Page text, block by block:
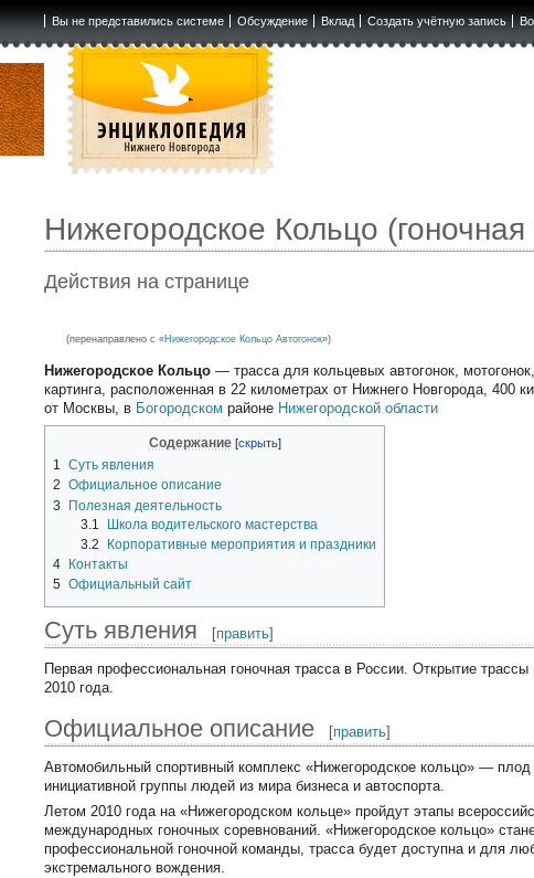
Вы не представились системе Обсуждение Вклад Создать учётную запись
Нижегородское Кольцо (гоночная
Действия на странице
(перенаправлено с «Нижегородское Кольцо Автогонок»)
Нижегородское Кольцо — трасса для кольцевых автогонок,
картинга, расположенная в 22 километрах от Нижнего Новгорода, 400
от Москвы, в Богородском районе Нижегородской области
Содержание
1 Суть явления
2 Официальное описание
3
Полезная деятельность
3.1
Школа водительского мастерства
3.2
Корпоративные мероприятия и праздники
4
Контакты
5 Официальный сайт
Суть явления [править]
Первая профессиональная гоночная трасса в России. Открытие
2010 года.
Официальное описание [править]
Автомобильный спортивный комплекс «Нижегородское кольцо» —
инициативной группы людей из мира бизнеса и автоспорта.
Летом 2010 года на «Нижегородском кольце» пройдут этапы
международных гоночных соревнований. «Нижегородское кольцо»
профессиональной гоночной команды, трасса будет доступна и для
экстремального вождения.